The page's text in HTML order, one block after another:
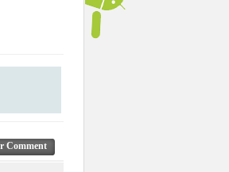
Comment